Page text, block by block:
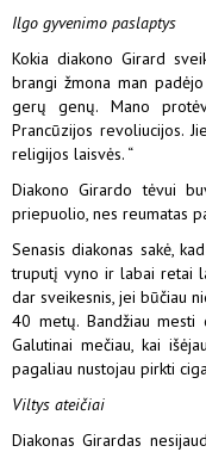
Ilgo gyvenimo paslaptys
Kokia diakono Girard
brangi žmona man
gerų genų. Mano
Prancūzijos revoliucijos.
religijos laisvės. “
Diakono Girardo tėvui
priepuolio, nes reumatas
Senasis diakonas sakė,
truputį vyno ir labai retai
dar sveikesnis, jei būčiau
40 metų. Bandžiau
Galutinai mečiau, kai
pagaliau nustojau pirkti
Viltys ateičiai
Diakonas Girardas